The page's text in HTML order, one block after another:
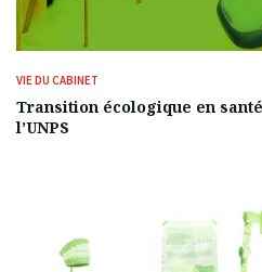
VIE DU CABINET
Transition écologique en
l’UNPS